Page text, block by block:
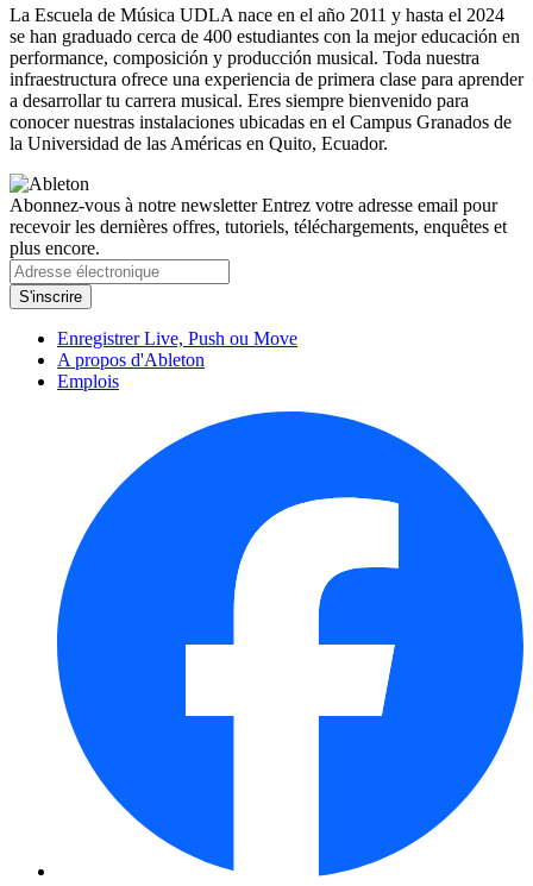
La Escuela de Música UDLA nace en el año 2011 y hasta el 2024
se han graduado cerca de 400 estudiantes con la mejor educación en
performance, composición y producción musical. Toda nuestra
infraestructura ofrece una experiencia de primera clase para aprender
a desarrollar tu carrera musical. Eres siempre bienvenido para
conocer nuestras instalaciones ubicadas en el Campus Granados de
la Universidad de las Américas en Quito, Ecuador.
Abonnez-vous à notre newsletterEntrez votre adresse email pour
recevoir les dernières offres, tutoriels, téléchargements, enquêtes et
plus encore.
Enregistrer Live, Push ou Move
A propos d'Ableton
Emplois